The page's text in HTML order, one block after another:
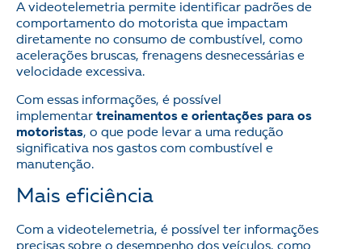
A videotelemetria permite identificar padrões de
comportamento do motorista que impactam
diretamente no consumo de combustível, como
acelerações bruscas, frenagens desnecessárias e
velocidade excessiva.
Com essas informações, é possível
implementar treinamentos e orientações para os
motoristas, o que pode levar a uma redução
significativa nos gastos com combustível e
manutenção.
Mais eficiência
Com a videotelemetria, é possível ter informações